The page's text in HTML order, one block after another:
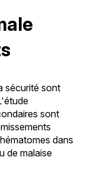
sécurité sont
sont
dans
de malaise